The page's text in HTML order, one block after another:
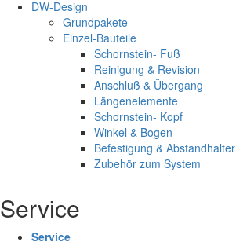
DW-Design
Grundpakete
Einzel-Bauteile
Schornstein- Fuß
Reinigung & Revision
Anschluß & Übergang
Längenelemente
Schornstein- Kopf
Winkel & Bogen
Befestigung & Abstandhalter
Zubehör zum System
Service
Service